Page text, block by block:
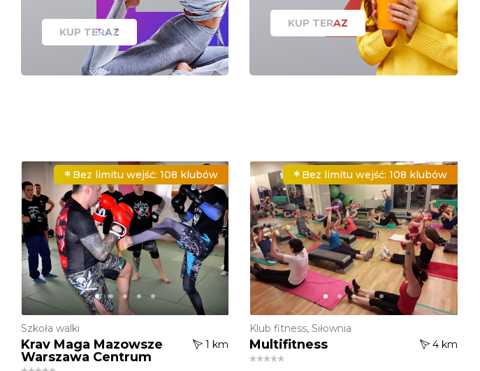
KUP TERAZ
KUP TERAZ
Bez limitu wejść: 108 klubów
Szkoła walki
Krav Maga Mazowsze
Warszawa Centrum
1 km
Bez limitu wejść: 108 klubów
Klub fitness, Siłownia
Multifitness 4 km